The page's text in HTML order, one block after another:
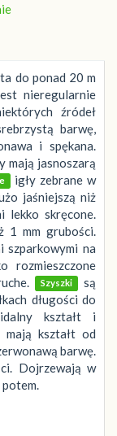
do ponad 20 m
nieregularnie
źródeł
barwę,
i spękana.
mają jasnoszarą
igły zebrane w
jaśniejszą niż
lekko skręcone.
1 mm grubości.
szparkowymi na
rozmieszczone
Szyszki są
długości do
kształt i
mają kształt od
barwę.
Dojrzewają w